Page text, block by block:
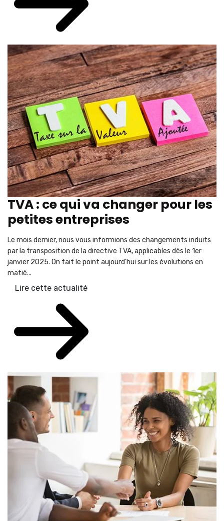
TVA : ce qui va changer pour les
petites entreprises
Le mois dernier, nous vous informions des changements induits
par la transposition de la directive TVA, applicables dès le 1er
janvier 2025. On fait le point aujourd’hui sur les évolutions en
matiè...
Lire cette actualité